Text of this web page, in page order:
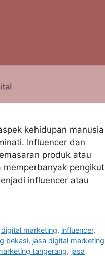
kehidupan manusia
Influencer dan
produk atau
pengikut
influencer atau
digital marketing, influencer,
bekasi, jasa digital marketing
tangerang, jasa